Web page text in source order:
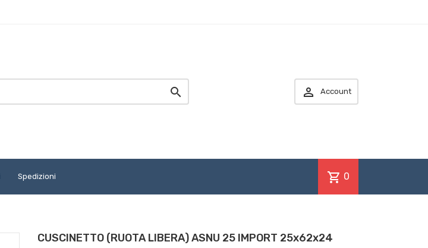
  Account
Spedizioni shopping_cart 0
CUSCINETTO (RUOTA LIBERA) ASNU 25 IMPORT 25x62x24